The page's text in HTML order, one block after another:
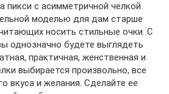
пикси с асимметричной челкой
моделью для дам старше
носить стильные очки. С
однозначно будете выглядеть
практичная, женственная и
выбирается произвольно, все
вкуса и желания. Сделайте ее